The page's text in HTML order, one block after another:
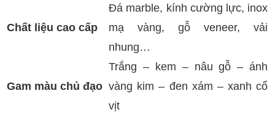
Chất liệu cao cấp
Đá marble, kính cường lực, inox
mạ vàng, gỗ veneer, vải
nhung…
Gam màu chủ đạo
Trắng – kem – nâu gỗ – ánh
vàng kim – đen xám – xanh cổ
vịt